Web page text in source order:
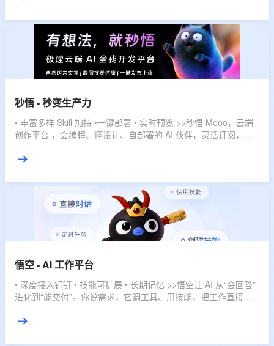
秒悟 - 秒变生产力
• 丰富多样 Skill 加持 •一键部署 • 实时预览 >>秒悟 Meoo，云端
创作平台 ，会编程、懂设计、自部署的 AI 伙伴，灵活订阅，多
悟空 - AI 工作平台
• 深度接入钉钉 • 技能可扩展 • 长期记忆 >>悟空让 AI 从“会回答”
进化到“能交付”。你说需求，它调工具、用技能，把工作直接推